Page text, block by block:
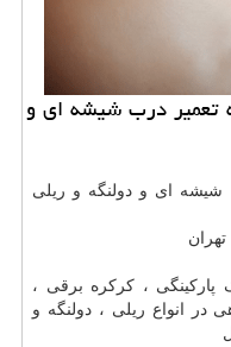
تعمیر درب شیشه ای و
ای و دولنگه و ریلی
، کرکره برقی ،
انواع ریلی ، دولنگه و